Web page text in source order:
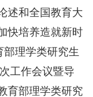
述和全国教育大
快培养造就新时
理学类研究生
工作会议暨导
育部理学类研究